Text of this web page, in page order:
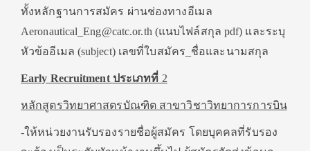
ทั้งหลักฐานการสมัคร ผ่านช่องทางอีเมล
Aeronautical_Eng@catc.or.th (แนบไฟล์สกุล pdf) และระบุ
หัวข้ออีเมล (subject) เลขที่ใบสมัคร_ชื่อและนามสกุล
Early Recruitment ประเภทที่ 2
หลักสูตรวิทยาศาสตรบัณฑิต สาขาวิชาวิทยาการการบิน
-ให้หน่วยงานรับรองรายชื่อผู้สมัคร โดยบุคคลที่รับรอง